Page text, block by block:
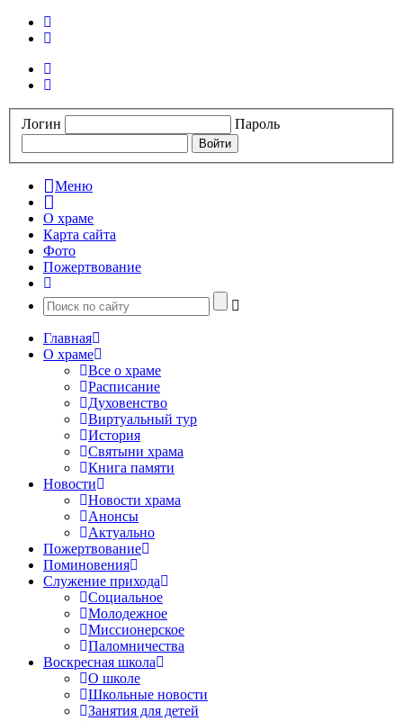
Логин Пароль
Меню
О храме
Карта сайта
Фото
Пожертвование
Главная
О храме
Все о храме
Расписание
Духовенство
Виртуальный тур
История
Святыни храма
Книга памяти
Новости
Новости храма
Анонсы
Актуально
Пожертвование
Поминовения
Служение прихода
Социальное
Молодежное
Миссионерское
Паломничества
Воскресная школа
О школе
Школьные новости
Занятия для детей